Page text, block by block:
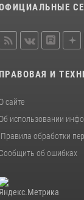
ПРАВОВАЯ И
О сайте
Об использовании
Правила обработки
Сообщить об ошибках